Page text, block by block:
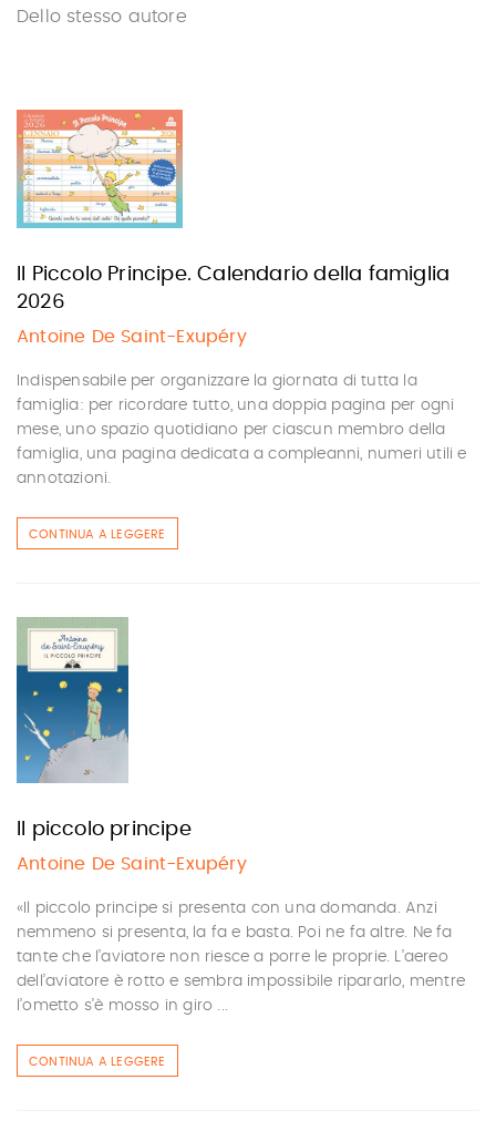
Dello stesso autore
Il Piccolo Principe. Calendario della famiglia
2026
Antoine De Saint-Exupéry
Indispensabile per organizzare la giornata di tutta la
famiglia: per ricordare tutto, una doppia pagina per ogni
mese, uno spazio quotidiano per ciascun membro della
famiglia, una pagina dedicata a compleanni, numeri utili e
annotazioni.
CONTINUA A LEGGERE
Il piccolo principe
Antoine De Saint-Exupéry
«Il piccolo principe si presenta con una domanda. Anzi
nemmeno si presenta, la fa e basta. Poi ne fa altre. Ne fa
tante che l’aviatore non riesce a porre le proprie. L’aereo
dell’aviatore è rotto e sembra impossibile ripararlo, mentre
l’ometto s’è mosso in giro ...
CONTINUA A LEGGERE